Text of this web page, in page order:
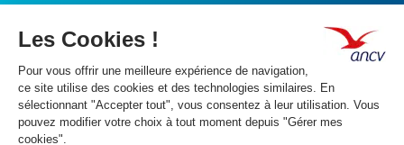
Nos produits
Les Chèques-Vacances
Présentation de l’ANCV
Nos valeurs